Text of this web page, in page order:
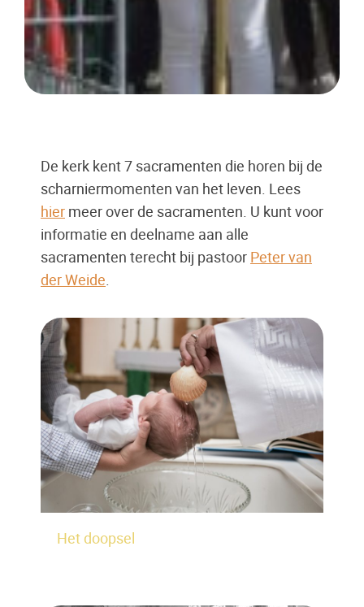
De kerk kent 7 sacramenten die horen bij de
scharniermomenten van het leven. Lees
hier meer over de sacramenten. U kunt voor
informatie en deelname aan alle
sacramenten terecht bij pastoor Peter van
der Weide
Het doopsel